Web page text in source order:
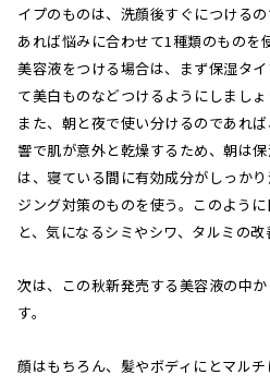
イプのものは、洗顔後すぐにつける
あれば悩みに合わせて1種類のものを
美容液をつける場合は、まず保湿タ
て美白ものなどつけるようにしましょ
また、朝と夜で使い分けるのであれ
響で肌が意外と乾燥するため、朝は
は、寝ている間に有効成分がしっか
ジング対策のものを使う。このよう
と、気になるシミやシワ、タルミの改
次は、この秋新発売する美容液の中
す。
顔はもちろん、髪やボディにとマル